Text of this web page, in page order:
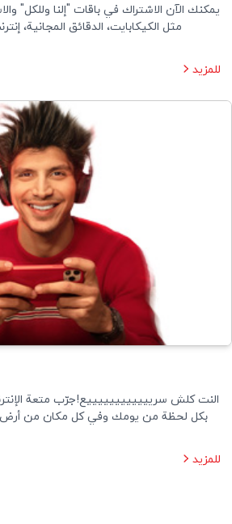
يمكنك الآن الاشتراك في باقات "إلنا وللكل"
للمزيد
النت كلش سرييييييييييييع!جرّب متعة
بكل لحظة من يومك وفي كل مكان من أرض
للمزيد